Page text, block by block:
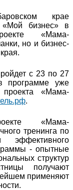
крае
бизнес» в
«Мама-
но и бизнес-
с 23 по 27
программе уже
«Мама-
.
«Мама-
тренинга по
эффективного
- опытные
структур
получают
применяют